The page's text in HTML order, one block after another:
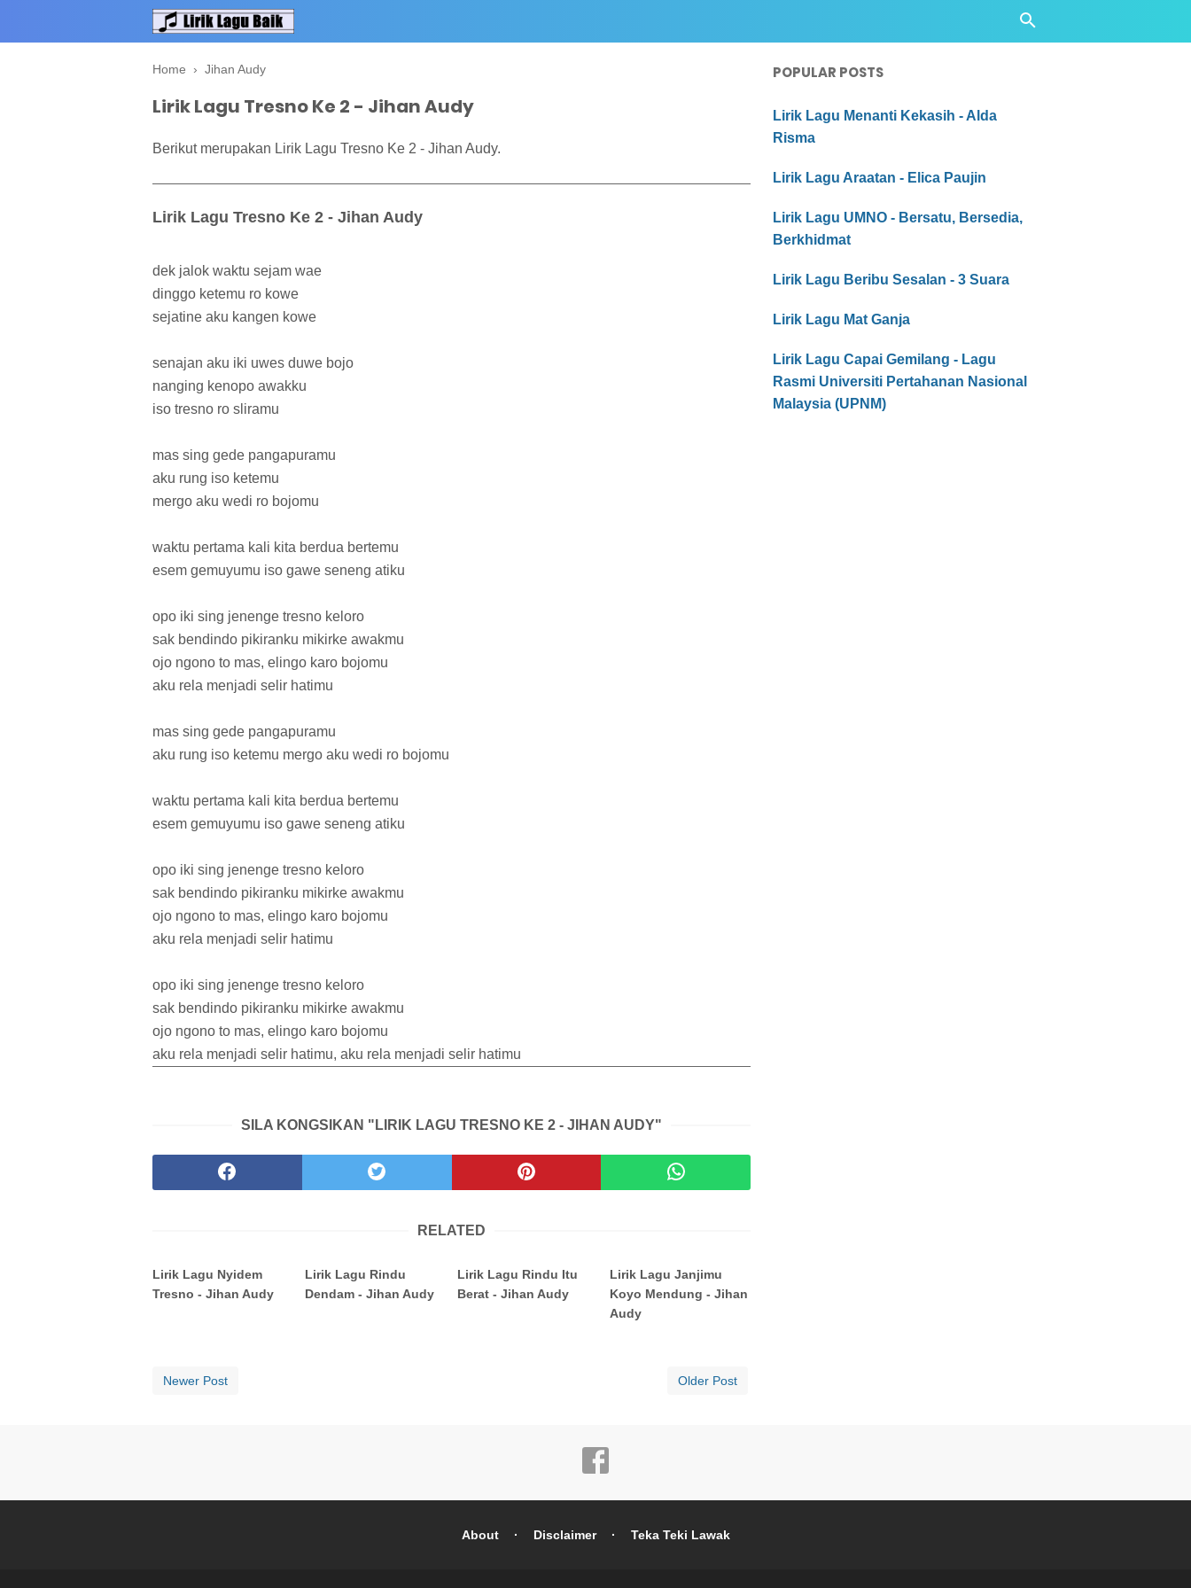
Home › Jihan Audy
Lirik Lagu Tresno Ke 2 - Jihan Audy
Berikut merupakan Lirik Lagu Tresno Ke 2 - Jihan Audy.
Lirik Lagu Tresno Ke 2 - Jihan Audy
dek jalok waktu sejam wae
dinggo ketemu ro kowe
sejatine aku kangen kowe
senajan aku iki uwes duwe bojo
nanging kenopo awakku
iso tresno ro sliramu
mas sing gede pangapuramu
aku rung iso ketemu
mergo aku wedi ro bojomu
waktu pertama kali kita berdua bertemu
esem gemuyumu iso gawe seneng atiku
opo iki sing jenenge tresno keloro
sak bendindo pikiranku mikirke awakmu
ojo ngono to mas, elingo karo bojomu
aku rela menjadi selir hatimu
mas sing gede pangapuramu
aku rung iso ketemu mergo aku wedi ro bojomu
waktu pertama kali kita berdua bertemu
esem gemuyumu iso gawe seneng atiku
opo iki sing jenenge tresno keloro
sak bendindo pikiranku mikirke awakmu
ojo ngono to mas, elingo karo bojomu
aku rela menjadi selir hatimu
opo iki sing jenenge tresno keloro
sak bendindo pikiranku mikirke awakmu
ojo ngono to mas, elingo karo bojomu
aku rela menjadi selir hatimu, aku rela menjadi selir hatimu
SILA KONGSIKAN "LIRIK LAGU TRESNO KE 2 - JIHAN AUDY"
RELATED
Lirik Lagu Nyidem
Tresno - Jihan Audy
Lirik Lagu Rindu
Dendam - Jihan Audy
Lirik Lagu Rindu Itu
Berat - Jihan Audy
Lirik Lagu Janjimu
Koyo Mendung - Jihan
Audy
Newer Post Older Post
POPULAR POSTS
Lirik Lagu Menanti Kekasih - Alda
Risma
Lirik Lagu Araatan - Elica Paujin
Lirik Lagu UMNO - Bersatu, Bersedia,
Berkhidmat
Lirik Lagu Beribu Sesalan - 3 Suara
Lirik Lagu Mat Ganja
Lirik Lagu Capai Gemilang - Lagu
Rasmi Universiti Pertahanan Nasional
Malaysia (UPNM)
About Disclaimer Teka Teki Lawak